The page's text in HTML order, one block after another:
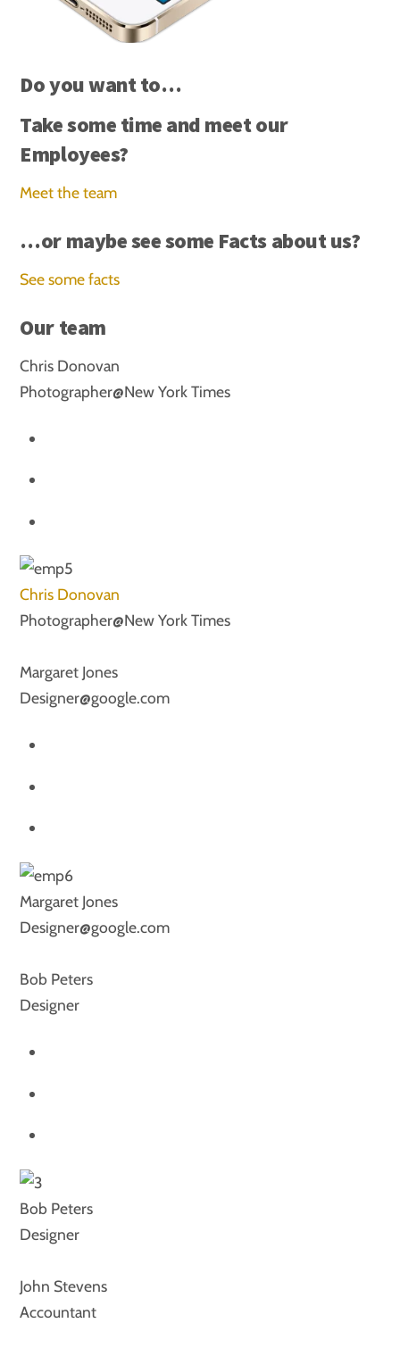
Do you want to…
Take some time and meet our
Employees?
Meet the team
…or maybe see some Facts about us?
See some facts
Our team
Chris Donovan
Photographer@New York Times
Chris Donovan
Photographer@New York Times
Margaret Jones
Designer@google.com
Margaret Jones
Designer@google.com
Bob Peters
Designer
Bob Peters
Designer
John Stevens
Accountant